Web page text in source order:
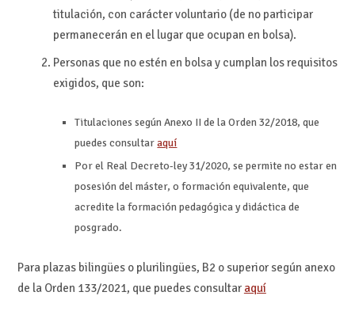
titulación, con carácter voluntario (de no participar
permanecerán en el lugar que ocupan en bolsa).
Personas que no estén en bolsa y cumplan los requisitos
exigidos, que son:
Titulaciones según Anexo II de la Orden 32/2018, que
puedes consultaraquí
Por el Real Decreto-ley 31/2020, se permite no estar en
posesión del máster, o formación equivalente, que
acredite la formación pedagógica y didáctica de
posgrado.
Para plazas bilingües o plurilingües, B2 o superior según anexo
de la Orden 133/2021, que puedes consultar aquí